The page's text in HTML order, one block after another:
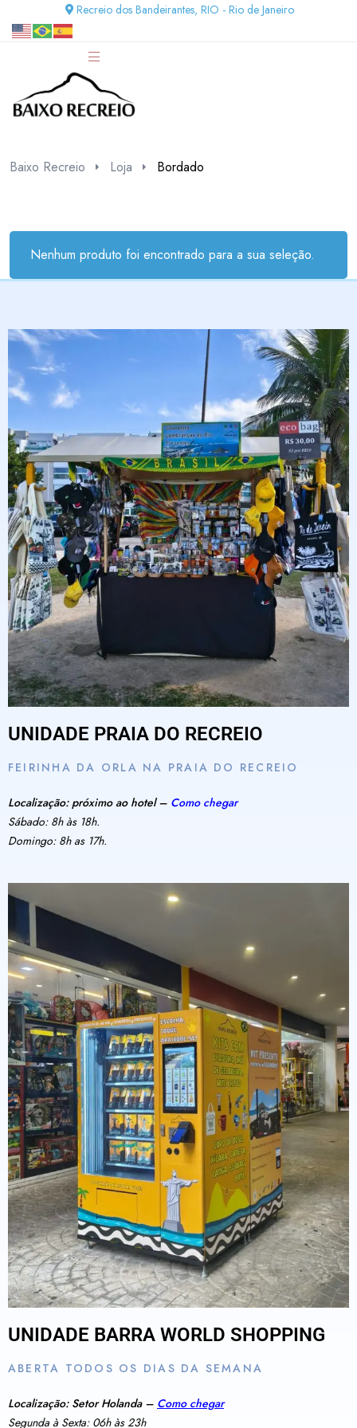
Recreio dos Bandeirantes, RIO - Rio de Janeiro
Baixo Recreio Loja Bordado
Nenhum produto foi encontrado para a sua seleção.
UNIDADE PRAIA DO RECREIO
FEIRINHA DA ORLA NA PRAIA DO RECREIO
Localização: próximo ao hotel – Como chegar
Sábado: 8h às 18h.
Domingo: 8h as 17h.
UNIDADE BARRA WORLD SHOPPING
ABERTA TODOS OS DIAS DA SEMANA
Localização: Setor Holanda – Como chegar
Segunda à Sexta: 06h às 23h